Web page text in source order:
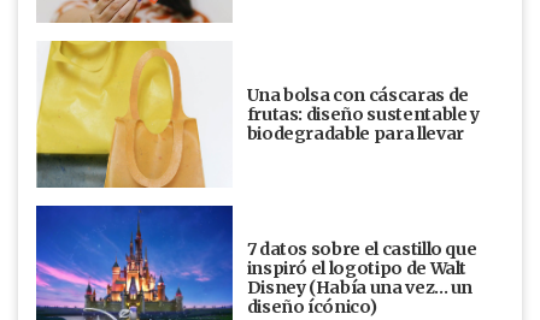
Una bolsa con cáscaras de
frutas: diseño sustentable y
biodegradable para llevar
7 datos sobre el castillo que
inspiró el logotipo de Walt
Disney (Había una vez... un
diseño ícónico)